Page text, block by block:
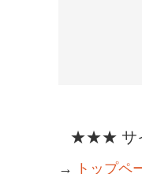
★★★ サ
→ トップペ